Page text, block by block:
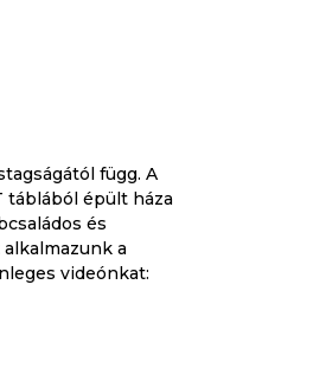
függ. A
táblából épült háza
és
a
videónkat: